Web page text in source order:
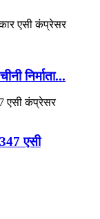
निर्माता...
एसी